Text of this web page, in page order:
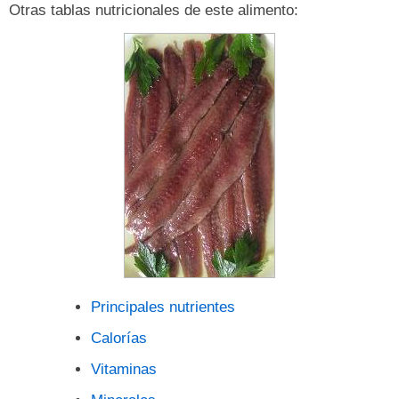
Otras tablas nutricionales de este alimento:
Principales nutrientes
Calorías
Vitaminas